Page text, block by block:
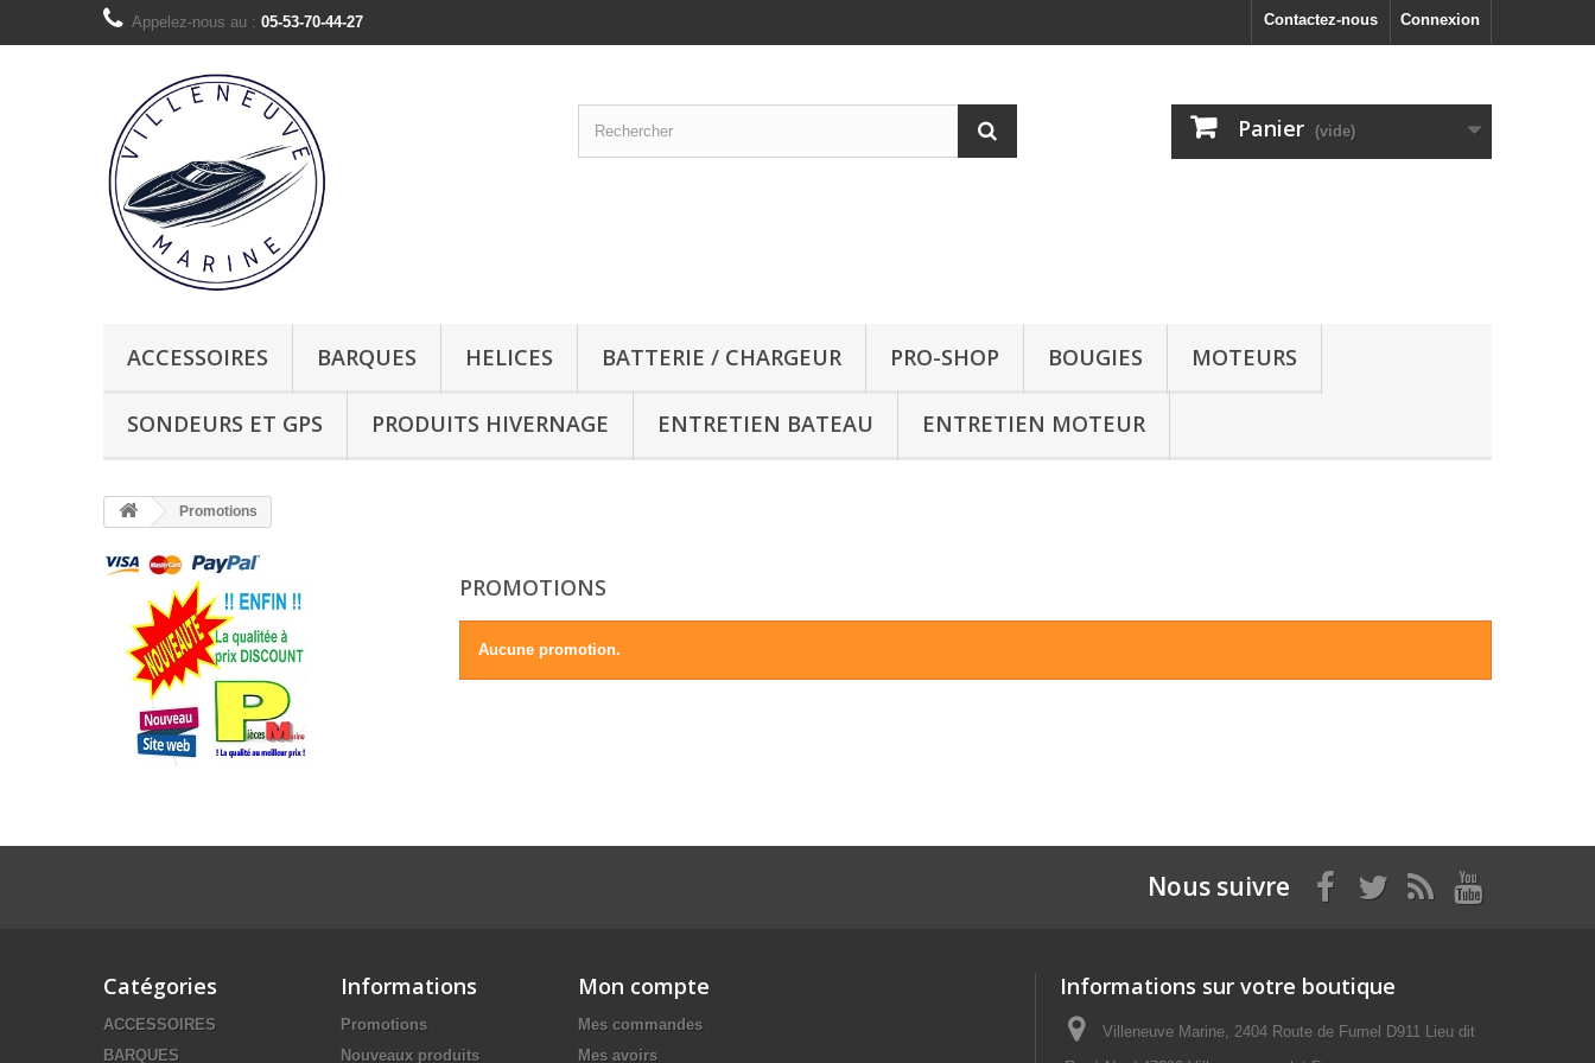
Connexion
Contactez-nous
Appelez-nous au : 05-53-70-44-27
Panier (vide)
ACCESSOIRES BARQUES HELICES BATTERIE / CHARGEUR PRO-SHOP BOUGIES MOTEURS
SONDEURS ET GPS PRODUITS HIVERNAGE ENTRETIEN BATEAU ENTRETIEN MOTEUR
Promotions
PROMOTIONS
Aucune promotion.
Nous suivre
Catégories
ACCESSOIRES
BARQUES
Informations
Promotions
Nouveaux produits
Mon compte
Mes commandes
Mes avoirs
Informations sur votre boutique
Villeneuve Marine, 2404 Route de Fumel D911 Lieu dit